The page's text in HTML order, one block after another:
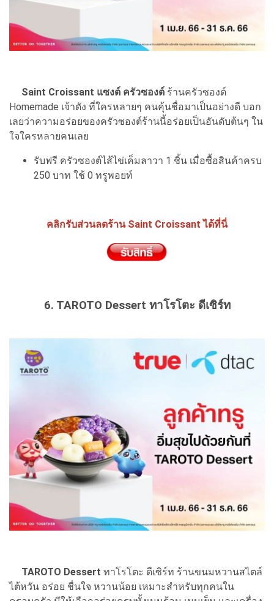
Saint Croissant แซงต์ ครัวซองต์ ร้านครัวซองต์
Homemade เจ้าดัง ที่ใครหลายๆ คนคุ้นชื่อมาเป็นอย่างดี บอก
เลยว่าความอร่อยของครัวซองต์ร้านนี้อร่อยเป็นอันดับต้นๆ ใน
ใจใครหลายคนเลย
รับฟรี ครัวซองต์ไส้ไข่เค็มลาวา 1 ชิ้น เมื่อซื้อสินค้าครบ
250 บาท ใช้ 0 ทรูพอยท์
คลิกรับส่วนลดร้าน Saint Croissant ได้ที่นี่
6. TAROTO Dessert ทาโรโตะ ดีเซิร์ท
TAROTO Dessert ทาโรโตะ ดีเซิร์ท ร้านขนมหวานสไตล์
ไต้หวัน อร่อย ชื่นใจ หวานน้อย เหมาะสำหรับทุกคนใน